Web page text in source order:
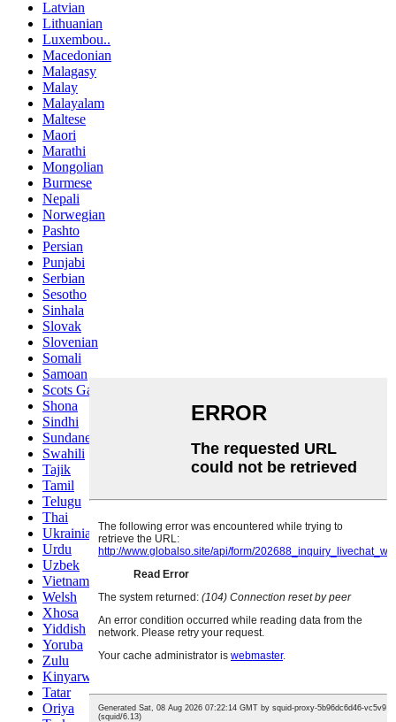
Latvian
Lithuanian
Luxembou..
Macedonian
Malagasy
Malay
Malayalam
Maltese
Maori
Marathi
Mongolian
Burmese
Nepali
Norwegian
Pashto
Persian
Punjabi
Serbian
Sesotho
Sinhala
Slovak
Slovenian
Somali
Samoan
Scots Gaelic
Shona
Sindhi
Sundanese
Swahili
Tajik
Tamil
Telugu
Thai
Ukrainian
Urdu
Uzbek
Vietnamese
Welsh
Xhosa
Yiddish
Yoruba
Zulu
Kinyarwanda
Tatar
Oriya